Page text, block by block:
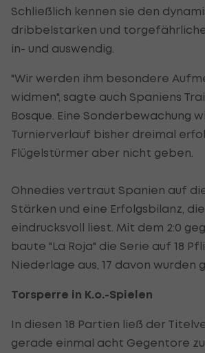
Schließlich kennen sie den
dribbelstarken und
in- und auswendig.
"Wir werden ihm besondere
widmen", sagte auch Spaniens
Bosque. Eine Sonderbewachung
Turnierverlauf bisher dreimal
Flügelstürmer aber nicht geben.
Ohnedies vertraut Spanien auf
Stärken und eine Erfolgsbilanz,
eindrucksvoll liest. Mit dem 2:0
baute "La Roja" die Serie auf 18
Niederlage aus, 17 davon wurden
Torsperre in K.o.-Spielen
In diesen 18 Partien ließ der
gerade einmal acht Gegentore